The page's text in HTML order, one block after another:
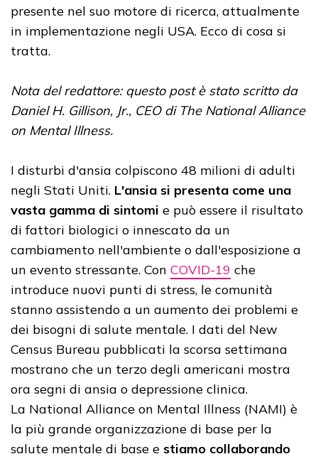
presente nel suo motore di ricerca, attualmente
in implementazione negli USA. Ecco di cosa si
tratta.
Nota del redattore: questo post è stato scritto da
Daniel H. Gillison, Jr., CEO di The National Alliance
on Mental Illness.
I disturbi d'ansia colpiscono 48 milioni di adulti
negli Stati Uniti. L'ansia si presenta come una
vasta gamma di sintomi e può essere il risultato
di fattori biologici o innescato da un
cambiamento nell'ambiente o dall'esposizione a
un evento stressante. Con COVID-19 che
introduce nuovi punti di stress, le comunità
stanno assistendo a un aumento dei problemi e
dei bisogni di salute mentale. I dati del New
Census Bureau pubblicati la scorsa settimana
mostrano che un terzo degli americani mostra
ora segni di ansia o depressione clinica.
La National Alliance on Mental Illness (NAMI) è
la più grande organizzazione di base per la
salute mentale di base e stiamo collaborando